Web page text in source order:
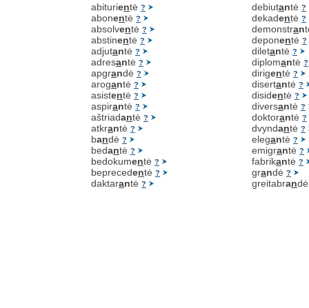
abiturientė ?
abonentė ?
absolventė ?
abstinentė ?
adjutantė ?
adresantė ?
apgrandė ?
arogantė ?
asistentė ?
aspirantė ?
aštriadantė ?
atkrantė ?
bandė ?
bedantė ?
bedokumentė ?
beprecedentė ?
daktarantė ?
debiutantė ?
dekadentė ?
demonstran
deponentė ?
diletantė ?
diplomantė ?
dirigentė ?
disertantė ?
disidentė ?
diversantė ?
doktorantė ?
dvyndantė ?
elegantė ?
emigrantė ?
fabrikantė ?
grandė ?
greitabran